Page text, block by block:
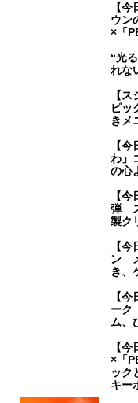
【
ウン
×「
“光
れな
【
ピッ
きメ
【
わ」
の心
【
弾
製ク
【
ン
き、
【
ーク
ム、
【
×「
ック
キー